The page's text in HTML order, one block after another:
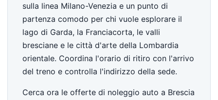
sulla linea Milano-Venezia e un punto di
partenza comodo per chi vuole esplorare il
lago di Garda, la Franciacorta, le valli
bresciane e le città d'arte della Lombardia
orientale. Coordina l'orario di ritiro con l'arrivo
del treno e controlla l'indirizzo della sede.
Cerca ora le offerte di noleggio auto a Brescia